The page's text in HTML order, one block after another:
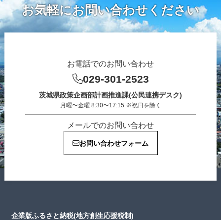
お気軽にお問い合わせください
お電話でのお問い合わせ
029-301-2523
茨城県政策企画部計画推進課(公民連携デスク)
月曜〜金曜 8:30〜17:15 ※祝日を除く
メールでのお問い合わせ
お問い合わせフォーム
企業版ふるさと納税(地方創生応援税制)